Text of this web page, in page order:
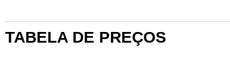
TABELA DE PREÇOS